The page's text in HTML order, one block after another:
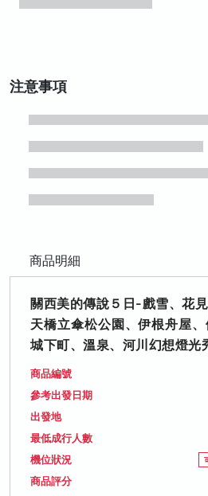
注意事項
商品明細
關西美的傳說５日-戲雪、花見
天橋立傘松公園、伊根舟屋
城下町、溫泉、河川幻想燈光
商品編號
參考出發日期
出發地
最低成行人數
機位狀況
商品評分